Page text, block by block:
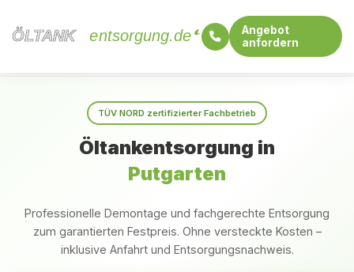
ÖLTANK
ÖLTANK entsorgung.de
Angebot
anfordern
TÜV NORD zertifizierter Fachbetrieb
Öltankentsorgung in
Putgarten
Professionelle Demontage und fachgerechte Entsorgung
zum garantierten Festpreis. Ohne versteckte Kosten –
inklusive Anfahrt und Entsorgungsnachweis.